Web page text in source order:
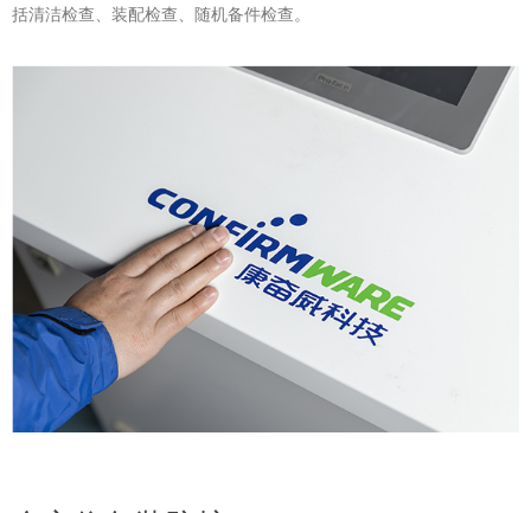
括清洁检查、装配检查、随机备件检查。